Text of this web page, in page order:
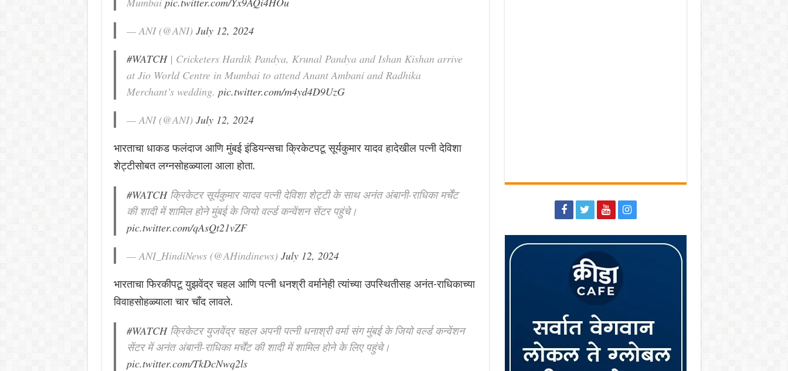
— ANI (@ANI) July 12, 2024
#WATCH| Cricketers Hardik Pandya, Krunal Pandya and Ishan Kishan arrive
at Jio World Centre in Mumbai to attend Anant Ambani and Radhika
Merchant’s wedding. pic.twitter.com/m4yd4D9UzG
— ANI (@ANI) July 12, 2024
भारताचा धाकड फलंदाज आणि मुंबई इंडियन्सचा क्रिकेटपटू सूर्यकुमार यादव हादेखील पत्नी देविशा
शेट्टीसोबत लग्नसोहळ्याला आला होता.
#WATCHक्रिकेटर सूर्यकुमार यादव पत्नी देविशा शेट्टी के साथ अनंत अंबानी-राधिका मर्चेंट
की शादी में शामिल होने मुंबई के जियो वर्ल्ड कन्वेंशन सेंटर पहुंचे।
pic.twitter.com/qAsQt21vZF
— ANI_HindiNews (@AHindinews) July 12, 2024
भारताचा फिरकीपटू युझवेंद्र चहल आणि पत्नी धनश्री वर्मानेही त्यांच्या उपस्थितीसह अनंत-राधिकाच्या
विवाहसोहळ्याला चार चाँद लावले.
#WATCHक्रिकेटर युजवेंद्र चहल अपनी पत्नी धनाश्री वर्मा संग मुंबई के जियो वर्ल्ड कन्वेंशन
सेंटर में अनंत अंबानी-राधिका मर्चेंट की शादी में शामिल होने के लिए पहुंचे।
pic.twitter.com/TkDcNwq2ls